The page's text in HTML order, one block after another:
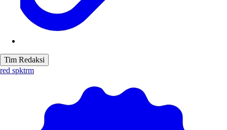
Tim Redaksi
red spktrm